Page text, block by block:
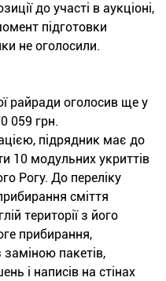
до участі в аукціоні,
підготовки
не оголосили.
райради оголосив ще у
059 грн.
підрядник має до
10 модульних укриттів
Рогу. До переліку
сміття
території з його
прибирання,
пакетів,
і написів на стінах